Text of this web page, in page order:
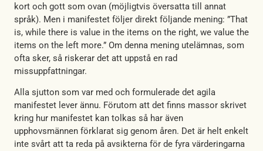
kort och gott som ovan (möjligtvis översatta till annat
språk). Men i manifestet följer direkt följande mening: ”That
is, while there is value in the items on the right, we value the
items on the left more.” Om denna mening utelämnas, som
ofta sker, så riskerar det att uppstå en rad
missuppfattningar.
Alla sjutton som var med och formulerade det agila
manifestet lever ännu. Förutom att det finns massor skrivet
kring hur manifestet kan tolkas så har även
upphovsmännen förklarat sig genom åren. Det är helt enkelt
inte svårt att ta reda på avsikterna för de fyra värderingarna